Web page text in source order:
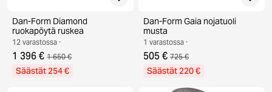
Dan-Form Diamond
ruokapöytä ruskea
12 varastossa ·
1 396 € 1 650 €
Säästät 254 €
Dan-Form Gaia nojatuoli
musta
1 varastossa ·
505 € 725 €
Säästät 220 €